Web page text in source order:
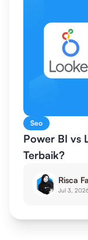
Seo
Power BI vs
Terbaik?
Risca
Jul 3,